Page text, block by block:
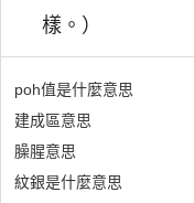
樣。）
poh值是什麼意思
建成區意思
臊腥意思
紋銀是什麼意思